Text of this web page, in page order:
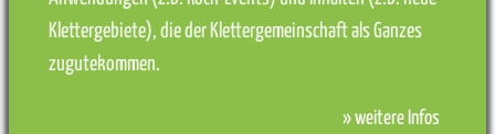
Klettergebiete), die der Klettergemeinschaft als Ganzes
zugutekommen.
» weitere Infos